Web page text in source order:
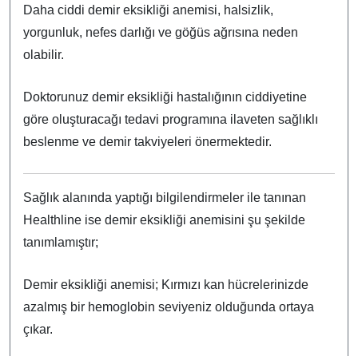
Daha ciddi demir eksikliği anemisi, halsizlik,
yorgunluk, nefes darlığı ve göğüs ağrısına neden
olabilir.
Doktorunuz demir eksikliği hastalığının ciddiyetine
göre oluşturacağı tedavi programına ilaveten sağlıklı
beslenme ve demir takviyeleri önermektedir.
Sağlık alanında yaptığı bilgilendirmeler ile tanınan
Healthline ise demir eksikliği anemisini şu şekilde
tanımlamıştır;
Demir eksikliği anemisi; Kırmızı kan hücrelerinizde
azalmış bir hemoglobin seviyeniz olduğunda ortaya
çıkar.